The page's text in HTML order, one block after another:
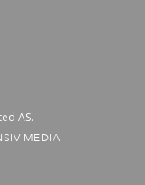
AS.
MEDIA